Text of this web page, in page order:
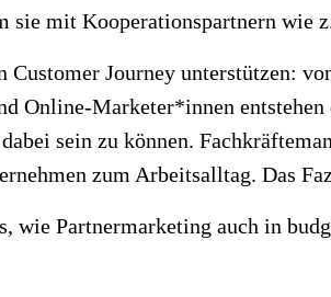
sie mit Kooperationspartnern wie
Journey unterstützen:
Online-Marketer*innen
sein zu können.
zum Arbeitsalltag. Das
wie Partnermarketing auch in